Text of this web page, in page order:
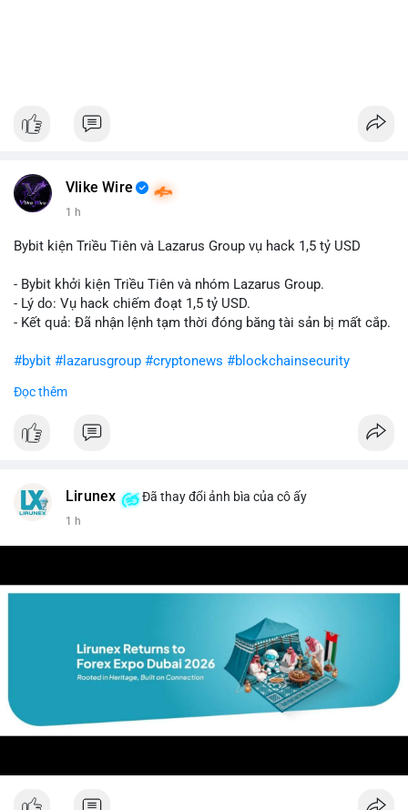
Vlike Wire
1 h
Bybit kiện Triều Tiên và Lazarus Group vụ hack 1,5 tỷ USD
- Bybit khởi kiện Triều Tiên và nhóm Lazarus Group.
- Lý do: Vụ hack chiếm đoạt 1,5 tỷ USD.
- Kết quả: Đã nhận lệnh tạm thời đóng băng tài sản bị mất cắp.
#bybit #lazarusgroup #cryptonews #blockchainsecurity
$btc $eth
#vlikevn #titanbot
Đọc thêm
Lirunex Đã thay đổi ảnh bìa của cô ấy
1 h